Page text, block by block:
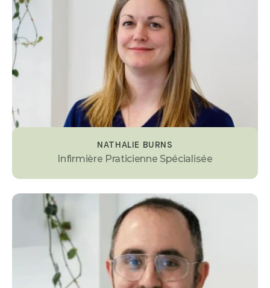
NATHALIE BURNS
Infirmière Praticienne Spécialisée